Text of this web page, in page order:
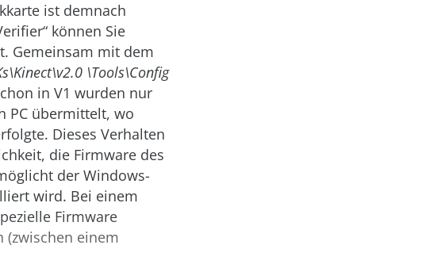
ist demnach
können Sie
Gemeinsam mit dem
\Tools\Config
in V1 wurden nur
PC übermittelt, wo
Dieses Verhalten
die Firmware des
der Windows-
wird. Bei einem
Firm­ware
(zwischen einem